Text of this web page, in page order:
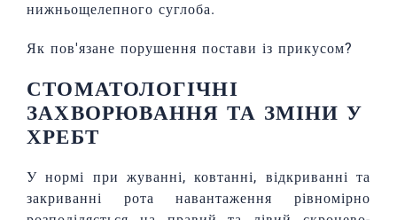
нижньощелепного суглоба.
Як пов'язане порушення постави із прикусом?
СТОМАТОЛОГІЧНІ
ЗАХВОРЮВАННЯ ТА ЗМІНИ У
ХРЕБТ
У нормі при жуванні, ковтанні, відкриванні та
закриванні рота навантаження рівномірно